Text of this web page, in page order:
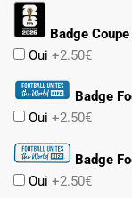
Badge
Oui +2.50€
Badge
Oui +2.50€
Badge
Oui +2.50€